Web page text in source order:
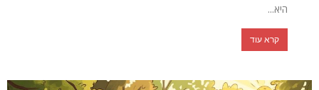
היא...
קרא עוד